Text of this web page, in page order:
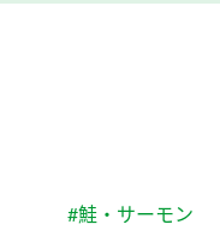
#鮭・サーモン